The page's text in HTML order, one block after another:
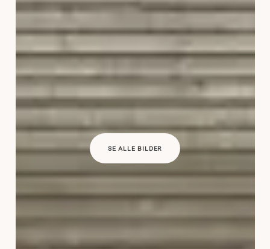
SE ALLE BILDER